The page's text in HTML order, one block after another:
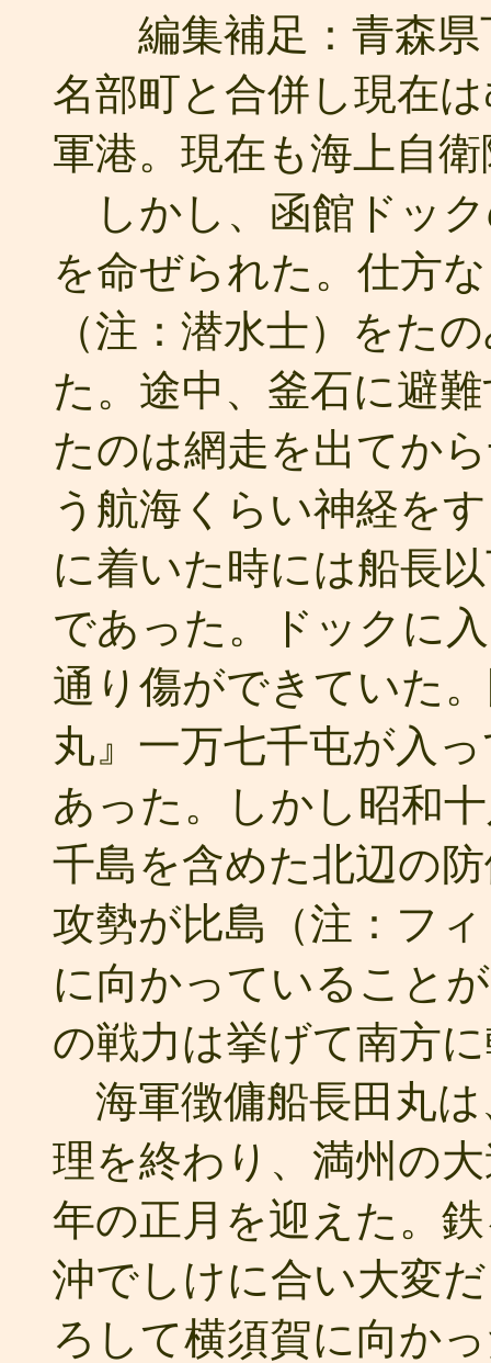
編集補足：青森県
名部町と合併し現在
軍港。現在も海上自
しかし、函館ドッ
を命ぜられた。仕方
（注：潜水士）をた
た。途中、釜石に避
たのは網走を出てか
う航海くらい神経を
に着いた時には船長
であった。ドックに
通り傷ができていた
丸』一万七千屯が入
あった。しかし昭和
千島を含めた北辺の
攻勢が比島（注：フ
に向かっていること
の戦力は挙げて南方
海軍徴傭船長田丸は
理を終わり、満州の
年の正月を迎えた。
沖でしけに合い大変
ろして横須賀に向か